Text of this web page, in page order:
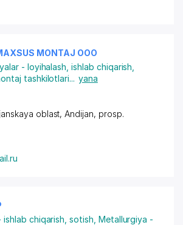
MONTAJ ООО
- loyihalash, ishlab chiqarish,
tashkilotlari... yana
oblast, Andijan, prosp.
ishlab chiqarish, sotish Metallurgiya -